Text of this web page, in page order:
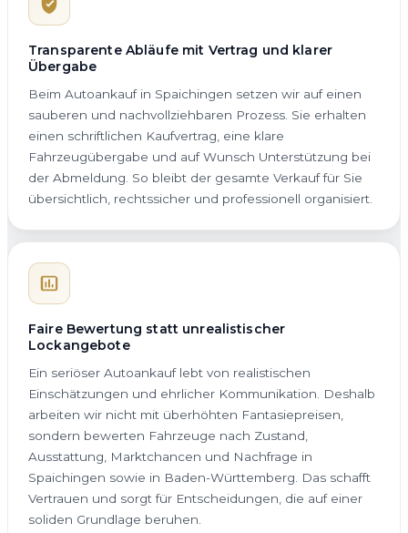
Transparente Abläufe mit Vertrag und klarer
Übergabe
Beim Autoankauf in Spaichingen setzen wir auf einen
sauberen und nachvollziehbaren Prozess. Sie erhalten
einen schriftlichen Kaufvertrag, eine klare
Fahrzeugübergabe und auf Wunsch Unterstützung bei
der Abmeldung. So bleibt der gesamte Verkauf für Sie
übersichtlich, rechtssicher und professionell organisiert.
Faire Bewertung statt unrealistischer
Lockangebote
Ein seriöser Autoankauf lebt von realistischen
Einschätzungen und ehrlicher Kommunikation. Deshalb
arbeiten wir nicht mit überhöhten Fantasiepreisen,
sondern bewerten Fahrzeuge nach Zustand,
Ausstattung, Marktchancen und Nachfrage in
Spaichingen sowie in Baden-Württemberg. Das schafft
Vertrauen und sorgt für Entscheidungen, die auf einer
soliden Grundlage beruhen.